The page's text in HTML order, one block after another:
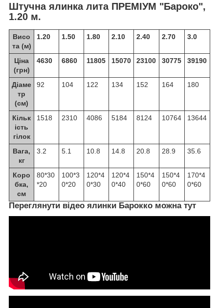
Штучна ялинка лита ПРЕМІУМ "Бароко",
1.20 м.
Висо
та (м)
1.20 1.50 1.80 2.10 2.40 2.70 3.0
Ціна
(грн)
4630 6860 11805 15070 23100 30775 39190
Діаме
тр
(см)
92 104 122 134 152 164 180
Кільк
ість
гілок
1518 2310 4086 5184 8124 10764 13644
Вага,
кг
3.2 5.1 10.8 14.8 20.8 28.9 35.6
Коро
бка,
см
80*30
*20
100*3
0*20
120*4
0*30
120*4
0*40
150*4
0*60
150*4
0*60
170*4
0*60
Переглянути відео ялинки Барокко можна тут